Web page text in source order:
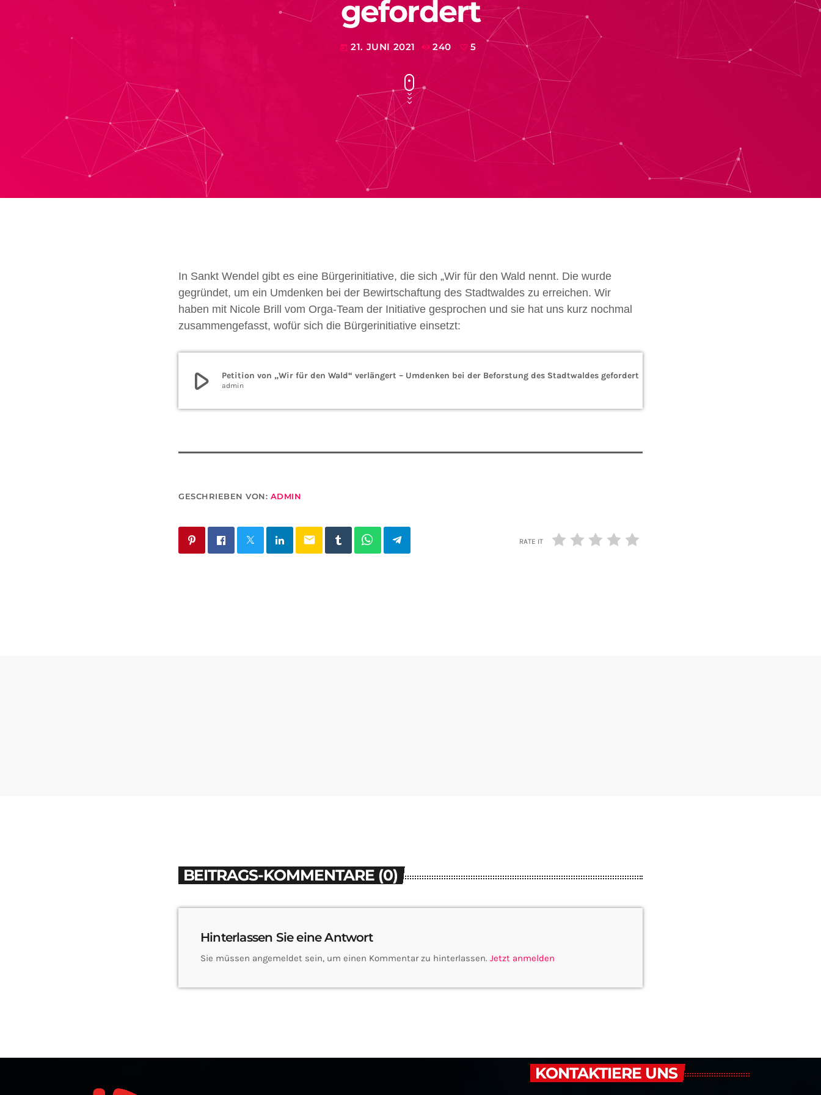
gefordert
today 21. JUNI 2021 240 5
In Sankt Wendel gibt es eine Bürgerinitiative, die sich „Wir für den Wald nennt. Die wurde
gegründet, um ein Umdenken bei der Bewirtschaftung des Stadtwaldes zu erreichen. Wir
haben mit Nicole Brill vom Orga-Team der Initiative gesprochen und sie hat uns kurz nochmal
zusammengefasst, wofür sich die Bürgerinitiative einsetzt:
play_arrow Petition von „Wir für den Wald“ verlängert – Umdenken bei der Beforstung des Stadtwaldes gefordert
admin
GESCHRIEBEN VON: ADMIN
email RATE IT
BEITRAGS-KOMMENTARE (0)
Hinterlassen Sie eine Antwort
Sie müssen angemeldet sein, um einen Kommentar zu hinterlassen. Jetzt anmelden
KONTAKTIERE UNS